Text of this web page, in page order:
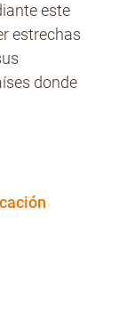
este
estrechas
donde